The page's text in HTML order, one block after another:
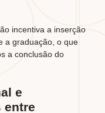
incentiva a inserção
a graduação, o que
a conclusão do
e
entre